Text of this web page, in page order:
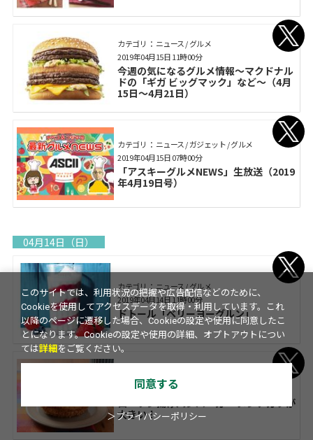
カテゴリ： ニュース / グルメ
今週の気になるグルメ情報～マクドナル
ドの「ギガ ビッグマック」など～（4月
15日～4月21日）
2019年04月15日 11時00分
カテゴリ： ニュース / ガジェット / グルメ
「アスキーグルメNEWS」生放送（2019
年4月19日号）
2019年04月15日 07時00分
04月14日（日）
カテゴリ： ニュース / グルメ
ドトール「ベリーヨーグルン」
2019年04月14日 11時00分
カテゴリ： ニュース / グルメ
ローソン揚げパンバーガー メンチカツが
大きい！
2019年04月14日 08時00分
このサイトでは、利用状況の把握や広告配信などのために、
Cookieを使用してアクセスデータを取得・利用しています。これ
以降のページに遷移した場合、Cookieの設定や使用に同意したこ
とになります。Cookieの設定や使用の詳細、オプトアウトについ
ては詳細 をご覧ください。
同意する
＞プライバシーポリシー